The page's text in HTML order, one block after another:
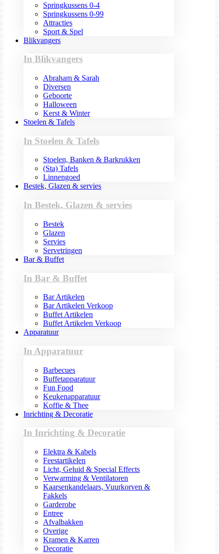
Springkussens 0-4
Springkussens 0-99
Attracties
Sport & Spel
Blikvangers
In Blikvangers
Abraham & Sarah
Diversen
Geboorte
Halloween
Kerst & Winter
Stoelen & Tafels
In Stoelen & Tafels
Stoelen, Banken & Barkrukken
(Sta) Tafels
Linnengoed
Bestek, Glazen & servies
In Bestek, Glazen & servies
Bestek
Glazen
Servies
Servetringen
Bar & Buffet
In Bar & Buffet
Bar Artikelen
Bar Artikelen Verkoop
Buffet Artikelen
Buffet Artikelen Verkoop
Apparatuur
In Apparatuur
Barbecues
Buffetapparatuur
Fun Food
Keukenapparatuur
Koffie & Thee
Inrichting & Decoratie
In Inrichting & Decoratie
Elektra & Kabels
Feestartikelen
Licht, Geluid & Special Effects
Verwarming & Ventilatoren
Kaarsenkandelaars, Vuurkorven &
Fakkels
Garderobe
Entree
Afvalbakken
Overige
Kramen & Karren
Decoratie